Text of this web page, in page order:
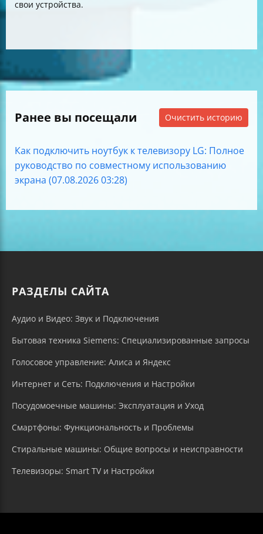
свои устройства.
Ранее вы посещали Очистить историю
Как подключить ноутбук к телевизору LG: Полное
руководство по совместному использованию
экрана (07.08.2026 03:28)
РАЗДЕЛЫ САЙТА
Аудио и Видео: Звук и Подключения
Бытовая техника Siemens: Специализированные запросы
Голосовое управление: Алиса и Яндекс
Интернет и Сеть: Подключения и Настройки
Посудомоечные машины: Эксплуатация и Уход
Смартфоны: Функциональность и Проблемы
Стиральные машины: Общие вопросы и неисправности
Телевизоры: Smart TV и Настройки